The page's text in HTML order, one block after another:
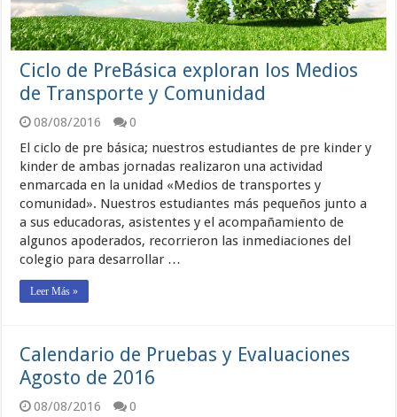
Ciclo de PreBásica exploran los Medios
de Transporte y Comunidad
08/08/2016
0
El ciclo de pre básica; nuestros estudiantes de pre kinder y
kinder de ambas jornadas realizaron una actividad
enmarcada en la unidad «Medios de transportes y
comunidad». Nuestros estudiantes más pequeños junto a
a sus educadoras, asistentes y el acompañamiento de
algunos apoderados, recorrieron las inmediaciones del
colegio para desarrollar …
Leer Más »
Calendario de Pruebas y Evaluaciones
Agosto de 2016
08/08/2016 0